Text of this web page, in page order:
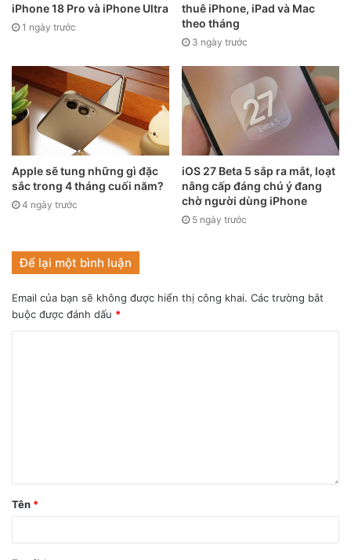
Nhờ con chip H1 mà Beats Fit Pro có thể hoạt động một
cách mượt mà với các thiết bị iOS, các cử chỉ điều khiển
cũng được hỗ trợ liền mạch nhờ cảm biến trang bị trên mỗi
tai nghe.
nhạc liên tục chỉ với một lần sạc, mở rộng tới 30 giờ khi
kháng nước IPX4.
20 USD so với AirPods 3 mới ra mắt.
iPhone 18 Pro và iPhone Ultra
1 ngày trước
thuê iPhone, iPad và Mac
theo tháng
3 ngày trước
Apple sẽ tung những gì đặc
sắc trong 4 tháng cuối năm?
4 ngày trước
iOS 27 Beta 5 sắp ra mắt, loạt
nâng cấp đáng chú ý đang
chờ người dùng iPhone
5 ngày trước
Để lại một bình luận
Email của bạn sẽ không được hiển thị công khai. Các trường bắt
buộc được đánh dấu *
Tên *